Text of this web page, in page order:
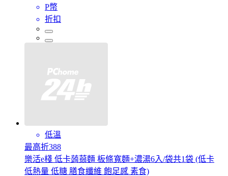
P幣
折扣
低溫
最高折388
樂活e棧 低卡蒟蒻麵 板條寬麵+濃湯6入/袋共1袋 (低卡
低熱量 低糖 膳食纖維 飽足感 素食)